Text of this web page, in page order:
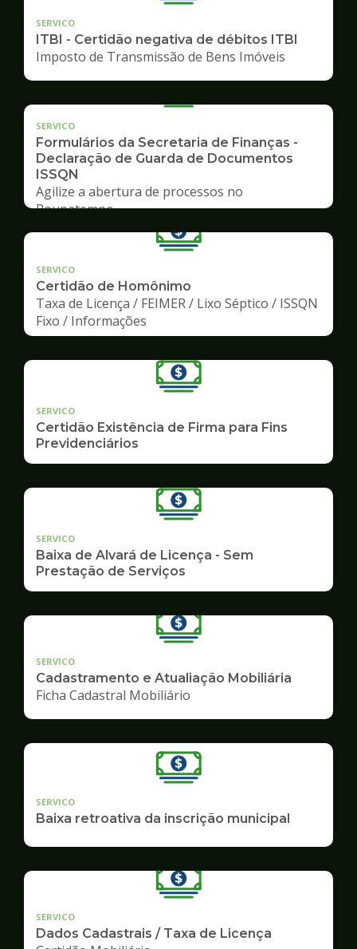
SERVICO
ITBI - Certidão negativa de débitos ITBI
Imposto de Transmissão de Bens Imóveis
SERVICO
Formulários da Secretaria de Finanças -
Declaração de Guarda de Documentos
ISSQN
Agilize a abertura de processos no
Poupatempo
SERVICO
Certidão de Homônimo
Taxa de Licença / FEIMER / Lixo Séptico / ISSQN
Fixo / Informações
SERVICO
Certidão Existência de Firma para Fins
Previdenciários
SERVICO
Baixa de Alvará de Licença - Sem
Prestação de Serviços
SERVICO
Cadastramento e Atualiação Mobiliária
Ficha Cadastral Mobiliário
SERVICO
Baixa retroativa da inscrição municipal
SERVICO
Dados Cadastrais / Taxa de Licença